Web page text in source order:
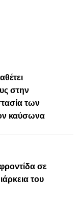
στην
των
καύσωνα
σε
του